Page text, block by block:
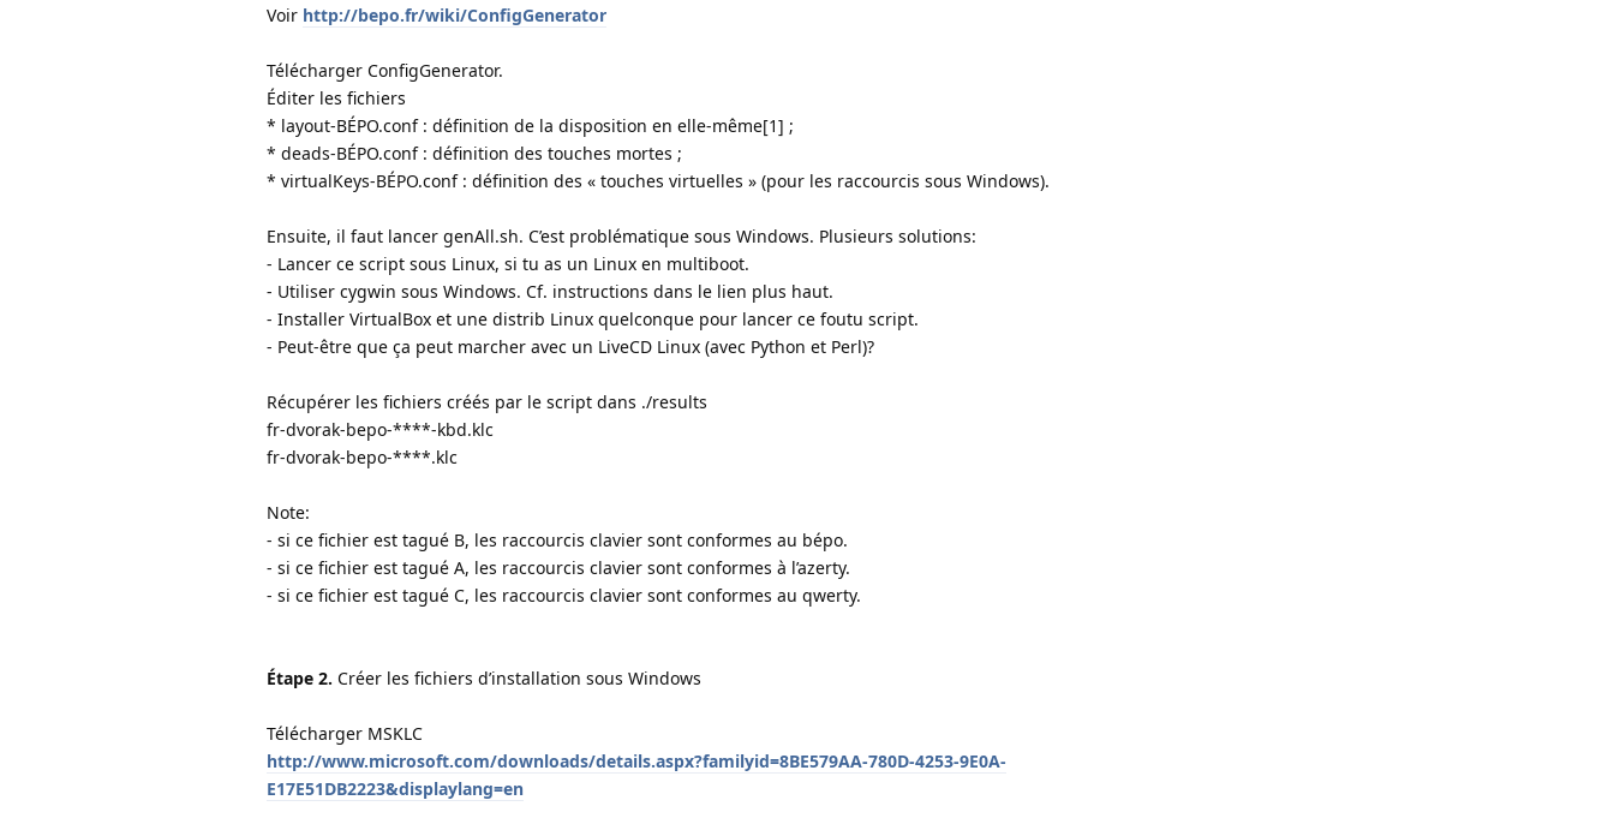
Voir http://bepo.fr/wiki/ConfigGenerator
Télécharger ConfigGenerator.
Éditer les fichiers
* layout-BÉPO.conf : définition de la disposition en elle-même[1] ;
* deads-BÉPO.conf : définition des touches mortes ;
* virtualKeys-BÉPO.conf : définition des « touches virtuelles » (pour les raccourcis sous Windows).
Ensuite, il faut lancer genAll.sh. C’est problématique sous Windows. Plusieurs solutions:
- Lancer ce script sous Linux, si tu as un Linux en multiboot.
- Utiliser cygwin sous Windows. Cf. instructions dans le lien plus haut.
- Installer VirtualBox et une distrib Linux quelconque pour lancer ce foutu script.
- Peut-être que ça peut marcher avec un LiveCD Linux (avec Python et Perl)?
Récupérer les fichiers créés par le script dans ./results
fr-dvorak-bepo-****-kbd.klc
fr-dvorak-bepo-****.klc
Note:
- si ce fichier est tagué B, les raccourcis clavier sont conformes au bépo.
- si ce fichier est tagué A, les raccourcis clavier sont conformes à l’azerty.
- si ce fichier est tagué C, les raccourcis clavier sont conformes au qwerty.
Étape 2. Créer les fichiers d’installation sous Windows
Télécharger MSKLC
http://www.microsoft.com/downloads/details.aspx?familyid=8BE579AA-780D-4253-9E0A-
E17E51DB2223&displaylang=en